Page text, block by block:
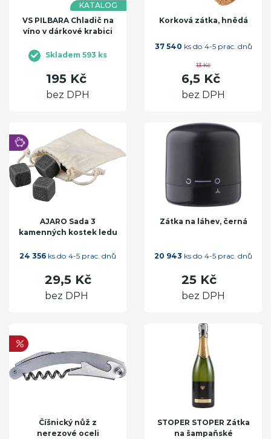
KATALOG
VS PILBARA Chladič na
víno v dárkové krabici
Skladem 593 ks
195 Kč
bez DPH
Korková zátka, hnědá
37 540 ks do 4-5 prac. dnů
13 Kč
6,5 Kč
bez DPH
AJARO Sada 3
kamenných kostek ledu
24 356 ks do 4-5 prac. dnů
29,5 Kč
bez DPH
Zátka na láhev, černá
20 943 ks do 4-5 prac. dnů
25 Kč
bez DPH
Číšnický nůž z
nerezové oceli
STOPER STOPER Zátka
na šampaňské